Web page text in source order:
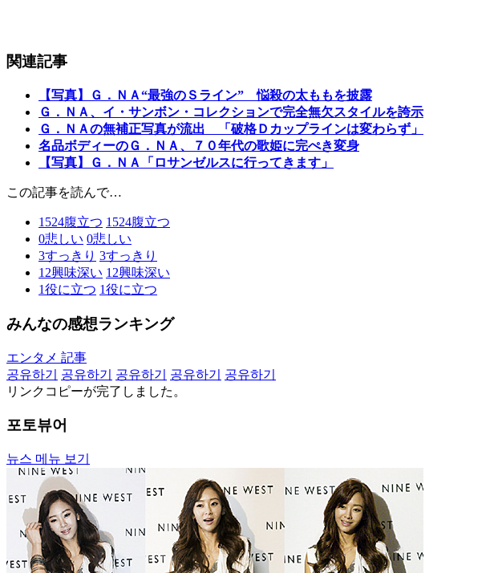
関連記事
【写真】Ｇ．ＮＡ“最強のＳライン” 悩殺の太ももを披露
Ｇ．ＮＡ、イ・サンボン・コレクションで完全無欠スタイルを誇示
Ｇ．ＮＡの無補正写真が流出 「破格Ｄカップラインは変わらず」
名品ボディーのＧ．ＮＡ、７０年代の歌姫に完ぺき変身
【写真】Ｇ．ＮＡ「ロサンゼルスに行ってきます」
この記事を読んで…
1524腹立つ 1524腹立つ
0悲しい 0悲しい
3すっきり 3すっきり
12興味深い 12興味深い
1役に立つ 1役に立つ
みんなの感想ランキング
エンタメ 記事
공유하기
공유하기 공유하기 공유하기
공유하기
リンクコピーが完了しました。
포토뷰어
뉴스 메뉴 보기